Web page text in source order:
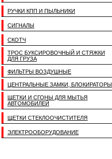
РУЧКИ КПП И ПЫЛЬНИКИ
СИГНАЛЫ
СКОТЧ
ТРОС БУКСИРОВОЧНЫЙ И СТЯЖКИ
ДЛЯ ГРУЗА
ФИЛЬТРЫ ВОЗДУШНЫЕ
ЦЕНТРАЛЬНЫЕ ЗАМКИ, БЛОКИРАТОРЫ
ЩЕТКИ И СГОНЫ ДЛЯ МЫТЬЯ
АВТОМОБИЛЕЙ
ЩЕТКИ СТЕКЛООЧИСТИТЕЛЯ
ЭЛЕКТРООБОРУДОВАНИЕ